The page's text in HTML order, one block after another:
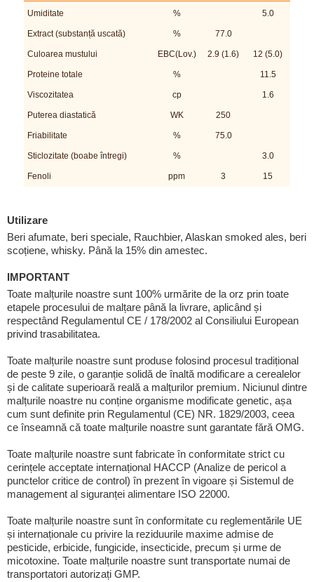
Umiditate % 5.0
Extract (substanță uscată) % 77.0
Culoarea mustului EBC(Lov.) 2.9 (1.6) 12 (5.0)
Proteine totale % 11.5
Viscozitatea cp 1.6
Puterea diastatică WK 250
Friabilitate % 75.0
Sticlozitate (boabe întregi) % 3.0
Fenoli ppm 3 15
Utilizare
Beri afumate, beri speciale, Rauchbier, Alaskan smoked ales, beri
scoțiene, whisky. Până la 15% din amestec.
IMPORTANT
Toate malțurile noastre sunt 100% urmărite de la orz prin toate
etapele procesului de malțare până la livrare, aplicând și
respectând Regulamentul CE / 178/2002 al Consiliului European
privind trasabilitatea.
Toate malțurile noastre sunt produse folosind procesul tradițional
de peste 9 zile, o garanție solidă de înaltă modificare a cerealelor
și de calitate superioară reală a malțurilor premium. Niciunul dintre
malțurile noastre nu conține organisme modificate genetic, așa
cum sunt definite prin Regulamentul (CE) NR. 1829/2003, ceea
ce înseamnă că toate malțurile noastre sunt garantate fără OMG.
Toate malțurile noastre sunt fabricate în conformitate strict cu
cerințele acceptate internațional HACCP (Analize de pericol a
punctelor critice de control) în prezent în vigoare și Sistemul de
management al siguranței alimentare ISO 22000.
Toate malțurile noastre sunt în conformitate cu reglementările UE
și internaționale cu privire la reziduurile maxime admise de
pesticide, erbicide, fungicide, insecticide, precum și urme de
micotoxine. Toate malțurile noastre sunt transportate numai de
transportatori autorizați GMP.